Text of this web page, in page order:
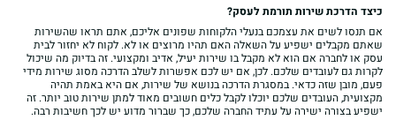
כיצד הדרכת שירות תורמת לעסק?
אם תנסו לשים את עצמכם בנעלי הלקוחות שפונים אליכם, אתם תראו שהשירות
שאתם מקבלים ישפיע על השאלה האם תהיו מרוצים או לא. לקוח לא יחזור לבית
עסק או לחברה אם הוא לא מקבל בו שירות יעיל, אדיב ומקצועי. זה בדיוק מה שיכול
לקרות גם לעובדים שלכם. לכן, אם יש לכם אפשרות לשלב הדרכה מסוג שירות מידי
פעם, מובן שזה כדאי. במסגרת הדרכה בנושא של שירות, אם היא באמת תהיה
מקצועית, העובדים שלכם יוכלו לקבל כלים חשובים מאוד למתן שירות טוב יותר. זה
ישפיע בצורה ישירה על עתיד החברה שלכם, כך שברור מדוע יש לכך חשיבות רבה.